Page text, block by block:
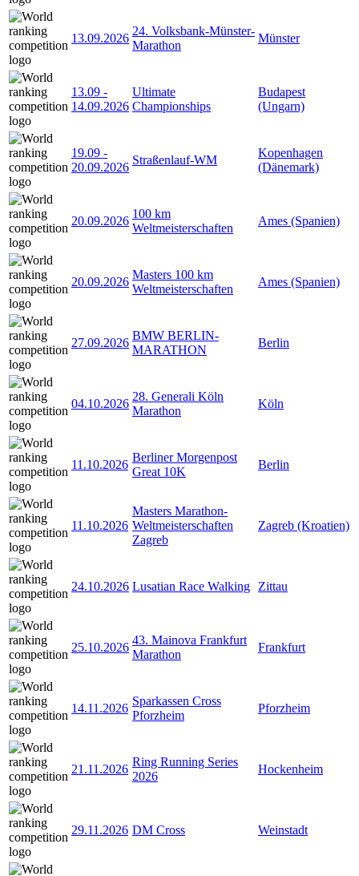
13.09.2026
24. Volksbank-Münster-
Marathon
Münster
13.09 -
14.09.2026
Ultimate
Championships
Budapest
(Ungarn)
19.09 -
20.09.2026
Straßenlauf-WM
Kopenhagen
(Dänemark)
20.09.2026
100 km
Weltmeisterschaften
Ames (Spanien)
20.09.2026
Masters 100 km
Weltmeisterschaften
Ames (Spanien)
27.09.2026
BMW BERLIN-
MARATHON
Berlin
04.10.2026
28. Generali Köln
Marathon
Köln
11.10.2026
Berliner Morgenpost
Great 10K
Berlin
11.10.2026
Masters Marathon-
Weltmeisterschaften
Zagreb
Zagreb (Kroatien)
24.10.2026 Lusatian Race Walking Zittau
25.10.2026
43. Mainova Frankfurt
Marathon
Frankfurt
14.11.2026
Sparkassen Cross
Pforzheim
Pforzheim
21.11.2026
Ring Running Series
2026
Hockenheim
29.11.2026 DM Cross Weinstadt